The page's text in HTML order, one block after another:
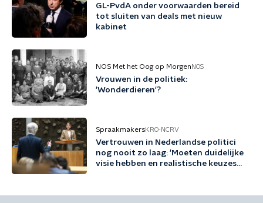
GL-PvdA onder voorwaarden bereid
tot sluiten van deals met nieuw
kabinet
NOS Met het Oog op Morgen NOS
Vrouwen in de politiek:
'Wonderdieren'?
SpraakmakersKRO-NCRV
Vertrouwen in Nederlandse politici
nog nooit zo laag: 'Moeten duidelijke
visie hebben en realistische keuzes